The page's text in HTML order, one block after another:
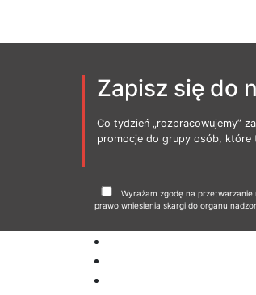
Zapisz się do
Co tydzień „rozpracowujemy”
promocje do grupy osób, które
Wyrażam zgodę na
prawo wniesienia skargi do organu